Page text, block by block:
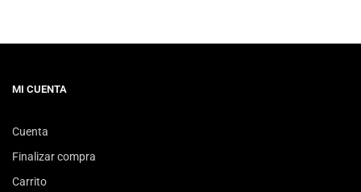
MI CUENTA
Cuenta
Finalizar compra
Carrito